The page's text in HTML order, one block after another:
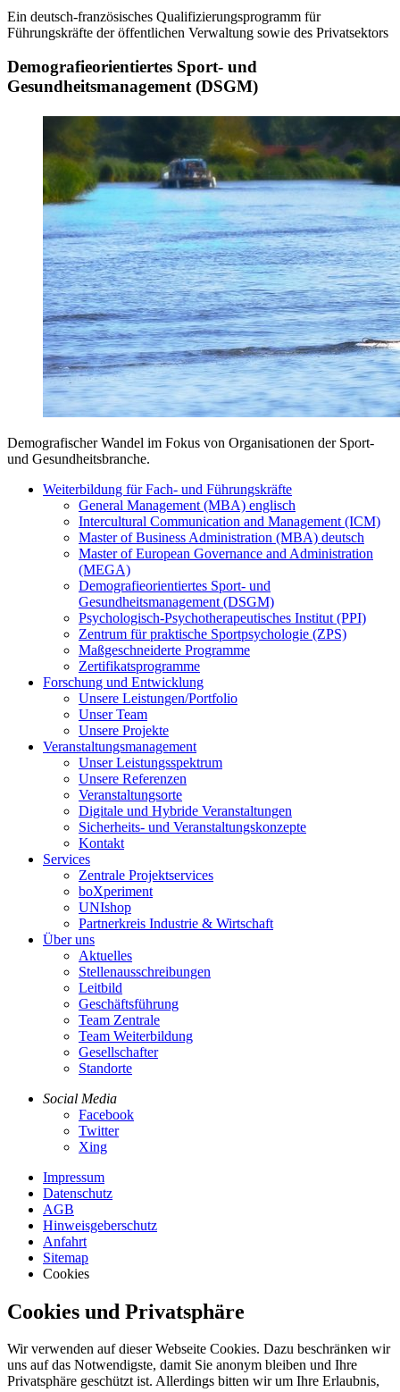
Ein deutsch-französisches Qualifizierungsprogramm für
Führungskräfte der öffentlichen Verwaltung sowie des Privatsektors
Demografieorientiertes Sport- und
Gesundheitsmanagement (DSGM)
Demografischer Wandel im Fokus von Organisationen der Sport-
und Gesundheitsbranche.
Weiterbildung für Fach- und Führungskräfte
General Management (MBA) englisch
Intercultural Communication and Management (ICM)
Master of Business Administration (MBA) deutsch
Master of European Governance and Administration
(MEGA)
Demografieorientiertes Sport- und
Gesundheitsmanagement (DSGM)
Psychologisch-Psychotherapeutisches Institut (PPI)
Zentrum für praktische Sportpsychologie (ZPS)
Maßgeschneiderte Programme
Zertifikatsprogramme
Forschung und Entwicklung
Unsere Leistungen/Portfolio
Unser Team
Unsere Projekte
Veranstaltungsmanagement
Unser Leistungsspektrum
Unsere Referenzen
Veranstaltungsorte
Digitale und Hybride Veranstaltungen
Sicherheits- und Veranstaltungskonzepte
Kontakt
Services
Zentrale Projektservices
boXperiment
UNIshop
Partnerkreis Industrie & Wirtschaft
Über uns
Aktuelles
Stellenausschreibungen
Leitbild
Geschäftsführung
Team Zentrale
Team Weiterbildung
Gesellschafter
Standorte
Social Media
Facebook
Twitter
Xing
Impressum
Datenschutz
AGB
Hinweisgeberschutz
Anfahrt
Sitemap
Cookies
Cookies und Privatsphäre
Wir verwenden auf dieser Webseite Cookies. Dazu beschränken wir
uns auf das Notwendigste, damit Sie anonym bleiben und Ihre
Privatsphäre geschützt ist. Allerdings bitten wir um Ihre Erlaubnis,